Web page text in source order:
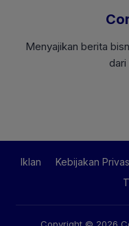
Menyajikan berita
dari
Iklan Kebijakan
Copyright © 2026